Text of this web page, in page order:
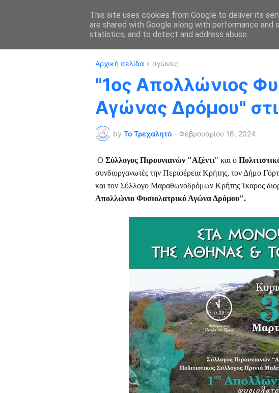
ΑΡΧΙΚΗ ΔΡΟΜΙΚΑ ΝΕΑ
Αρχική σελίδα αγώνες
"1ος Απολλώνιος
Αγώνας Δρόμου"
by Το Τρεχαλητό - Φεβρουαρίου 16, 2024
Ο Σύλλογος Πιρουνιανών "Αξέντι" και ο
συνδιοργανωτές την Περιφέρεια Κρήτης, τον Δήμο
και τον Σύλλογο Μαραθωνοδρόμων Κρήτης Ίκαρος
Απολλώνιο Φυσιολατρικό Αγώνα Δρόμου".
This site uses cookies from Google to deliver its
are shared with Google along with performance
statistics, and to detect and address abuse.